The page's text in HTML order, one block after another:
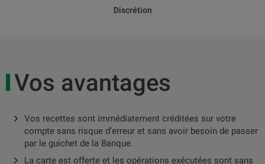
Discrétion
Vos avantages
Vos recettes sont immédiatement créditées sur votre
compte sans risque d’erreur et sans avoir besoin de passer
par le guichet de la Banque.
La carte est offerte et les opérations exécutées sont sans